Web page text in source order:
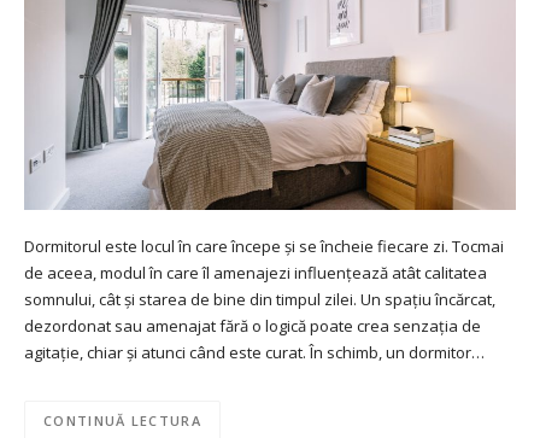
Dormitorul este locul în care începe și se încheie fiecare zi. Tocmai
de aceea, modul în care îl amenajezi influențează atât calitatea
somnului, cât și starea de bine din timpul zilei. Un spațiu încărcat,
dezordonat sau amenajat fără o logică poate crea senzația de
agitație, chiar și atunci când este curat. În schimb, un dormitor…
CONTINUĂ LECTURA